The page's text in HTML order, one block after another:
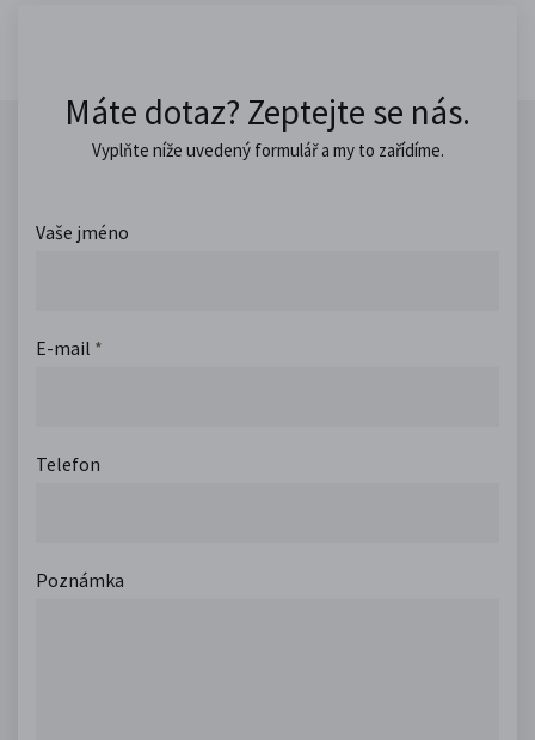
Máte dotaz? Zeptejte se nás.
Vyplňte níže uvedený formulář a my to zařídíme.
Vaše jméno
E-mail *
Telefon
Poznámka